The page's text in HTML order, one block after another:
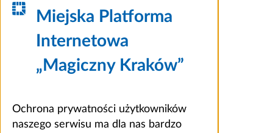
Miejska Platforma
Internetowa
„Magiczny Kraków”
Ochrona prywatności użytkowników
naszego serwisu ma dla nas bardzo